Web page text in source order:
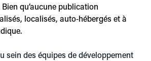
qu’aucune publication
localisés, auto‑hébergés et à
sein des équipes de développement